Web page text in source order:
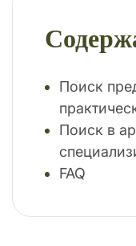
Поиск
Поиск в
FAQ